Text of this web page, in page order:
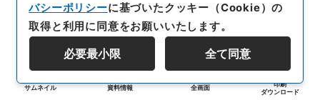
サムネイル 資料情報 全画面
印刷
ダウンロード
バシーポリシーに基づいたクッキー（Cookie）の
取得と利用に同意をお願いいたします。
必要最小限 全て同意